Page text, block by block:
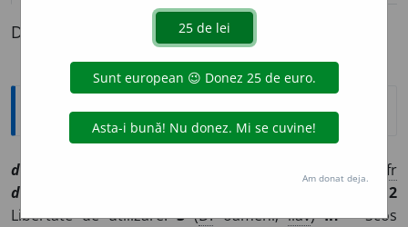
Definiția cu ID-ul 1069087:
Explicative DEX
disponibilit
fr
disponibilité
2
Libertate de utilizare.3(D.oameni;îlav)În ~Scos
Am donat deja.